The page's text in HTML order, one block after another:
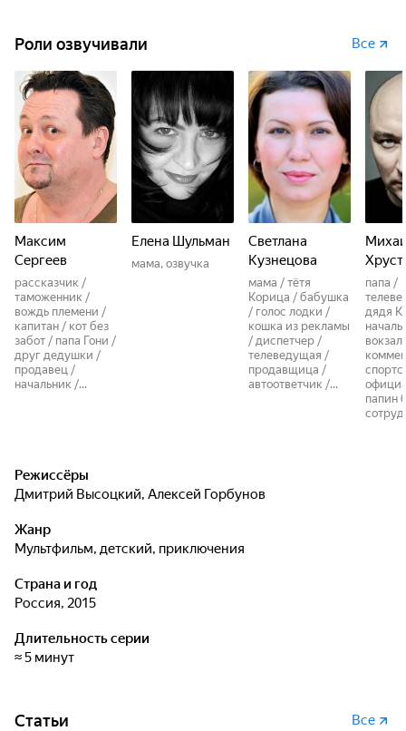
Роли озвучивали Все
Максим
Сергеев
рассказчик /
таможенник /
вождь племени /
капитан / кот без
забот / папа Гони /
друг дедушки /
продавец /
начальник /...
Елена Шульман
мама, озвучка
Светлана
Кузнецова
мама / тётя
Корица / бабушка
/ голос лодки /
кошка из рекламы
/ диспетчер /
телеведущая /
продавщица /
автоответчик /...
папа /
дядя
папин
Режиссёры
Дмитрий Высоцкий, Алексей Горбунов
Жанр
мультфильм, детский, приключения
Страна и год
Россия, 2015
Длительность серии
≈ 5 минут
Статьи Все